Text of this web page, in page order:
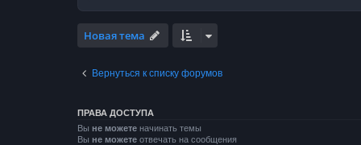
Новая тема
Вернуться к списку форумов
ПРАВА ДОСТУПА
Вы не можете начинать темы
Вы не можете отвечать на сообщения